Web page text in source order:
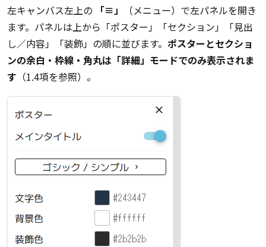
左キャンバス左上の 「≡」
（メニュー）で左パネルを開き
ます。パネルは上から「ポスター」「セクション」「見出
し／内容」「装飾」の順に並びます。 ポスターとセクショ
ンの余白・枠線・角丸は「詳細」モードでのみ表示されま
す （1.4項を参照）。